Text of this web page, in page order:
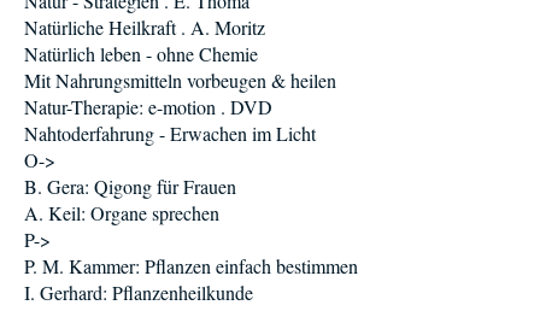
Natürliche Heilkraft . A. Moritz
Natürlich leben - ohne Chemie
Mit Nahrungsmitteln vorbeugen & heilen
Natur-Therapie: e-motion . DVD
Nahtoderfahrung - Erwachen im Licht
O->
B. Gera: Qigong für Frauen
A. Keil: Organe sprechen
P->
P. M. Kammer: Pflanzen einfach bestimmen
I. Gerhard: Pflanzenheilkunde